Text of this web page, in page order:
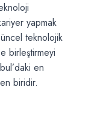
yapmak
teknolojik
birleştirmeyi
en
biridir.